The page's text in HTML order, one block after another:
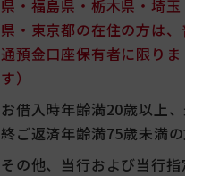
県・福島県・栃木県・埼玉
県・東京都の在住の方は、普
通預金口座保有者に限りま
す）
お借入時年齢満20歳以上、最
終ご返済年齢満75歳未満の方
その他、当行および当行指定